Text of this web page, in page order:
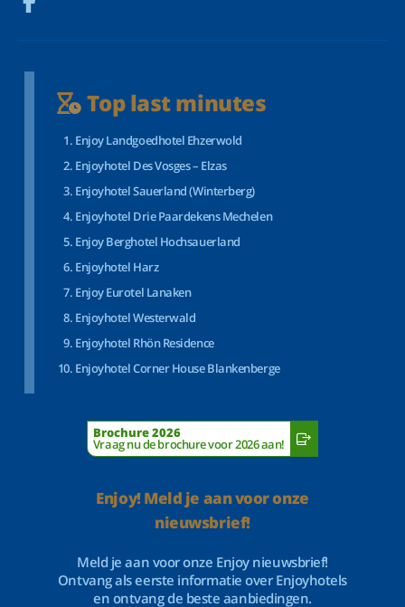
Top last minutes
Enjoy Landgoedhotel Ehzerwold
Enjoyhotel Des Vosges – Elzas
Enjoyhotel Sauerland (Winterberg)
Enjoyhotel Drie Paardekens Mechelen
Enjoy Berghotel Hochsauerland
Enjoyhotel Harz
Enjoy Eurotel Lanaken
Enjoyhotel Westerwald
Enjoyhotel Rhön Residence
Enjoyhotel Corner House Blankenberge
Brochure 2026
Vraag nu de brochure voor 2026 aan!
Enjoy! Meld je aan voor onze
nieuwsbrief!
Meld je aan voor onze Enjoy nieuwsbrief!
Ontvang als eerste informatie over Enjoyhotels
en ontvang de beste aanbiedingen.